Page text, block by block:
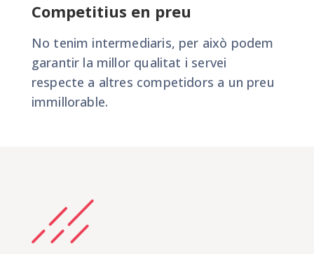
Competitius en preu
No tenim intermediaris, per això podem
garantir la millor qualitat i servei
respecte a altres competidors a un preu
immillorable.